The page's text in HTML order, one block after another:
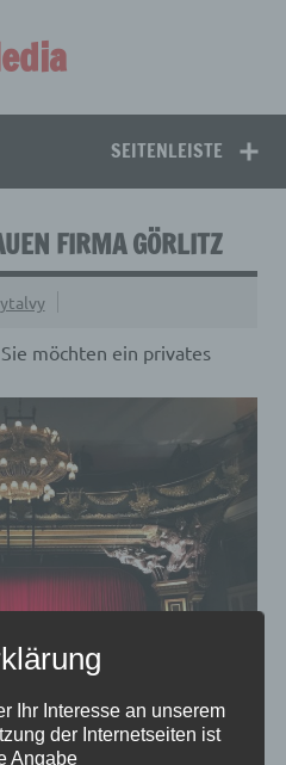
SEITENLEISTE
FIRMA GÖRLITZ
möchten ein privates
Ihr Interesse an unserem
der Internetseiten ist
Angabe